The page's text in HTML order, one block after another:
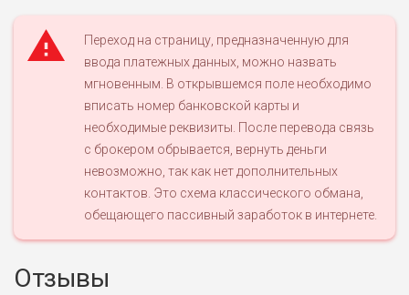
Переход на страницу, предназначенную для
ввода платежных данных, можно назвать
мгновенным. В открывшемся поле необходимо
вписать номер банковской карты и
необходимые реквизиты. После перевода связь
с брокером обрывается, вернуть деньги
невозможно, так как нет дополнительных
контактов. Это схема классического обмана,
обещающего пассивный заработок в интернете.
Отзывы